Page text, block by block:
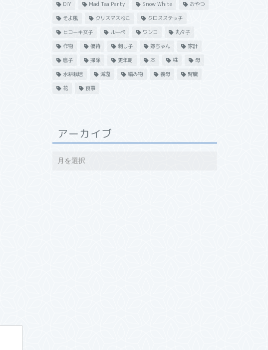
DIY Mad Tea Party Snow White
おやつ
そよ風
クリスマスねこ
クロスステッチ
ヒコーキ女子
ルーペ ワンコ
丸々子
作物
優待 刺し子 嫁ちゃん
家計
息子
掃除 更年期 本 株
母
水耕栽培
減塩 編み物 義母
腎臓
花
食事
アーカイブ